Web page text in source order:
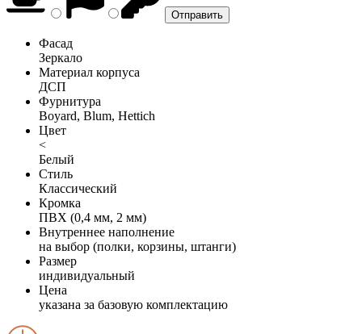
Фасад
Зеркало
Материал корпуса
ДСП
Фурнитура
Boyard, Blum, Hettich
Цвет
<
Белый
Стиль
Классический
Кромка
ПВХ (0,4 мм, 2 мм)
Внутреннее наполнение
на выбор (полки, корзины, штанги)
Размер
индивидуальный
Цена
указана за базовую комплектацию